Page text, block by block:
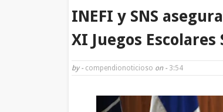
INEFI y SNS
XI Juegos Escolares
by - compendionoticioso on - 3:54